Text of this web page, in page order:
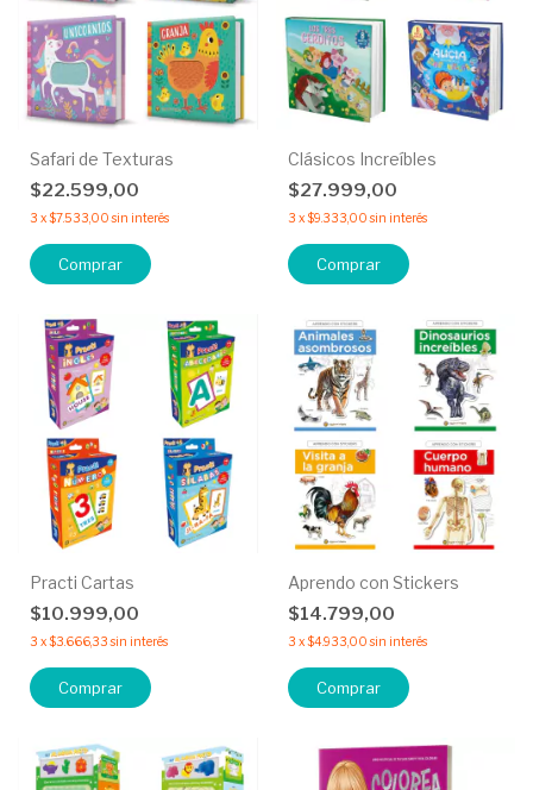
Safari de Texturas
$22.599,00
3 x$7.533,00 sin interés
Comprar
Clásicos Increíbles
$27.999,00
3 x$9.333,00 sin interés
Comprar
Practi Cartas
$10.999,00
3 x$3.666,33 sin interés
Comprar
Aprendo con Stickers
$14.799,00
3 x$4.933,00 sin interés
Comprar